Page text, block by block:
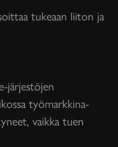
tukeaan liiton ja
järjestöjen
työmarkkina-
vaikka tuen